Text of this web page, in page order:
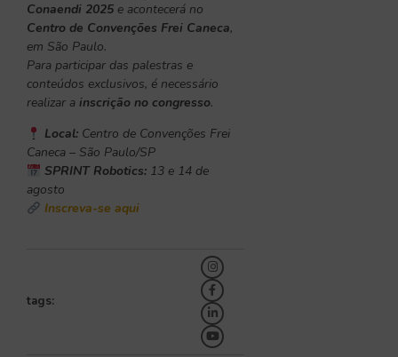
Conaendi 2025 e acontecerá no
Centro de Convenções Frei Caneca,
em São Paulo.
Para participar das palestras e
conteúdos exclusivos, é necessário
realizar a inscrição no congresso.
Local:Centro de Convenções Frei
Caneca – São Paulo/SP
SPRINT Robotics:13 e 14 de
agosto
Inscreva-se aqui
tags: